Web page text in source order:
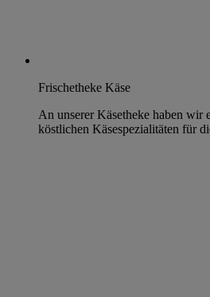
Frischetheke Käse
An unserer Käsetheke haben wir
köstlichen Käsespezialitäten für